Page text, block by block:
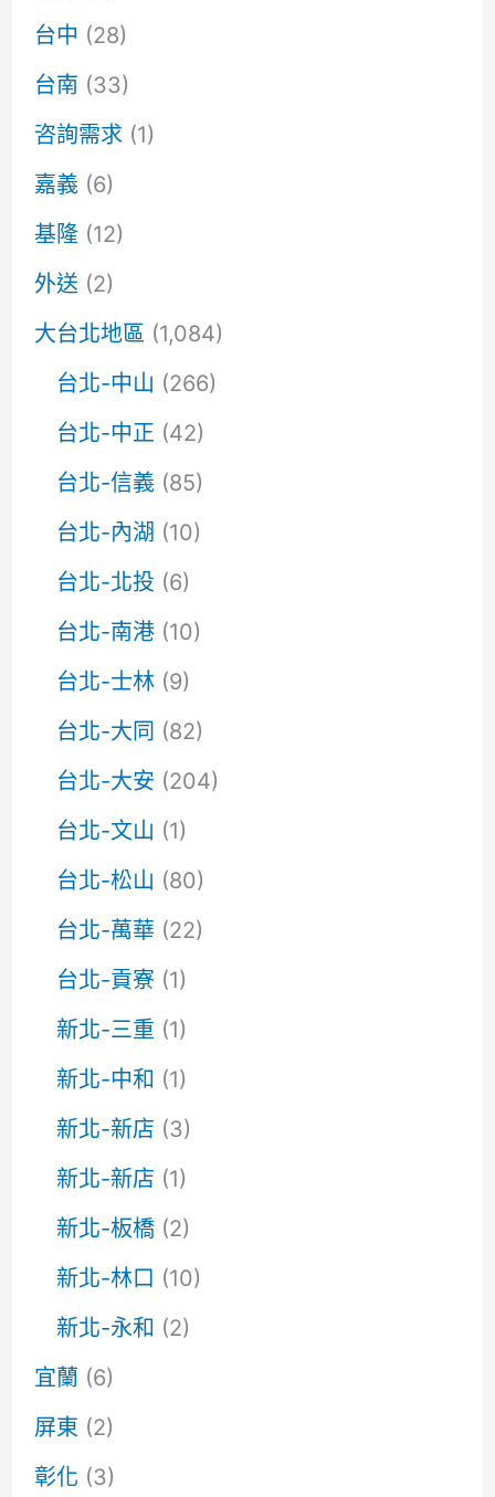
台中 (28)
台南 (33)
咨詢需求(1)
嘉義(6)
基隆(12)
外送 (2)
大台北地區 (1,084)
台北-中山 (266)
台北-中正 (42)
台北-信義(85)
台北-內湖 (10)
台北-北投 (6)
台北-南港(10)
台北-士林(9)
台北-大同 (82)
台北-大安 (204)
台北-文山 (1)
台北-松山 (80)
台北-萬華 (22)
台北-貢寮 (1)
新北-三重 (1)
新北-中和 (1)
新北-新店 (3)
新北-新店 (1)
新北-板橋(2)
新北-林口 (10)
新北-永和 (2)
宜蘭 (6)
屏東 (2)
彰化 (3)